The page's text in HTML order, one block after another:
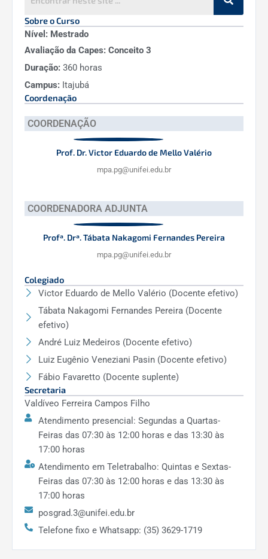
Sobre o Curso
Nível: Mestrado
Avaliação da Capes: Conceito 3
Duração: 360 horas
Campus: Itajubá
Coordenação
COORDENAÇÃO
Prof. Dr. Victor Eduardo de Mello Valério
mpa.pg@unifei.edu.br
COORDENADORA ADJUNTA
Profª. Drª. Tábata Nakagomi Fernandes Pereira
mpa.pg@unifei.edu.br
Colegiado
Victor Eduardo de Mello Valério (Docente efetivo)
Tábata Nakagomi Fernandes Pereira (Docente
efetivo)
André Luiz Medeiros (Docente efetivo)
Luiz Eugênio Veneziani Pasin (Docente efetivo)
Fábio Favaretto (Docente suplente)
Secretaria
Valdíveo Ferreira Campos Filho
Atendimento presencial: Segundas a Quartas-
Feiras das 07:30 às 12:00 horas e das 13:30 às
17:00 horas
Atendimento em Teletrabalho: Quintas e Sextas-
Feiras das 07:30 às 12:00 horas e das 13:30 às
17:00 horas
posgrad.3@unifei.edu.br
Telefone fixo e Whatsapp: (35) 3629-1719